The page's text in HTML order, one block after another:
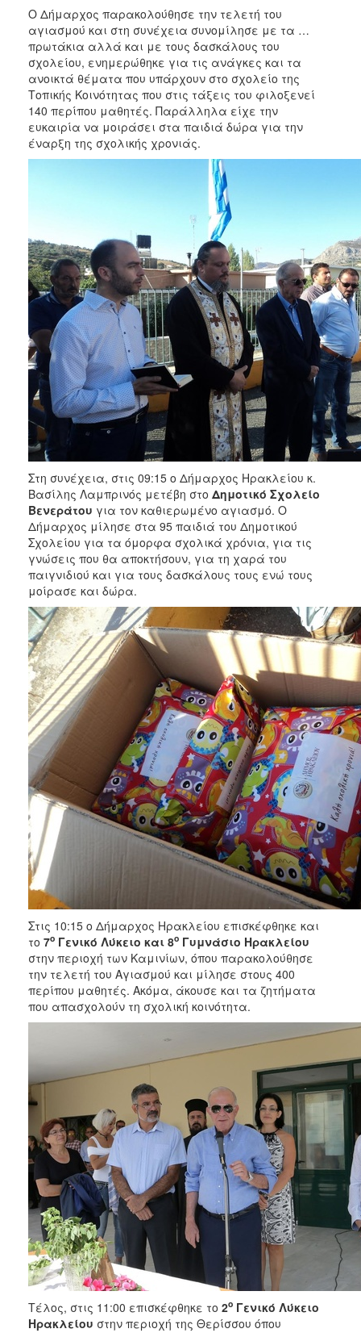
Ο Δήμαρχος παρακολούθησε την τελετή του
αγιασμού και στη συνέχεια συνομίλησε με τα …
πρωτάκια αλλά και με τους δασκάλους του
σχολείου, ενημερώθηκε για τις ανάγκες και τα
ανοικτά θέματα που υπάρχουν στο σχολείο της
Τοπικής Κοινότητας που στις τάξεις του φιλοξενεί
140 περίπου μαθητές. Παράλληλα είχε την
ευκαιρία να μοιράσει στα παιδιά δώρα για την
έναρξη της σχολικής χρονιάς.
Στη συνέχεια, στις 09:15 ο Δήμαρχος Ηρακλείου κ.
Βασίλης Λαμπρινός μετέβη στο Δημοτικό Σχολείο
Βενεράτου για τον καθιερωμένο αγιασμό. Ο
Δήμαρχος μίλησε στα 95 παιδιά του Δημοτικού
Σχολείου για τα όμορφα σχολικά χρόνια, για τις
γνώσεις που θα αποκτήσουν, για τη χαρά του
παιγνιδιού και για τους δασκάλους τους ενώ τους
μοίρασε και δώρα.
Στις 10:15 ο Δήμαρχος Ηρακλείου επισκέφθηκε και
το 7ο Γενικό Λύκειο και 8ο Γυμνάσιο Ηρακλείου
στην περιοχή των Καμινίων, όπου παρακολούθησε
την τελετή του Αγιασμού και μίλησε στους 400
περίπου μαθητές. Ακόμα, άκουσε και τα ζητήματα
που απασχολούν τη σχολική κοινότητα.
Τέλος, στις 11:00 επισκέφθηκε το 2ο Γενικό Λύκειο
Ηρακλείου στην περιοχή της Θερίσσου όπου